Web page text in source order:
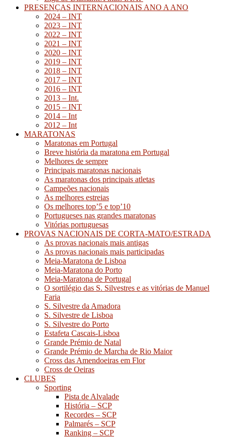
PRESENÇAS INTERNACIONAIS ANO A ANO
2024 – INT
2023 – INT
2022 – INT
2021 – INT
2020 – INT
2019 – INT
2018 – INT
2017 – INT
2016 – INT
2013 – Int.
2015 – INT
2014 – Int
2012 – Int
MARATONAS
Maratonas em Portugal
Breve história da maratona em Portugal
Melhores de sempre
Principais maratonas nacionais
As maratonas dos principais atletas
Campeões nacionais
As melhores estreias
Os melhores top’5 e top’10
Portugueses nas grandes maratonas
Vitórias portuguesas
PROVAS NACIONAIS DE CORTA-MATO/ESTRADA
As provas nacionais mais antigas
As provas nacionais mais participadas
Meia-Maratona de Lisboa
Meia-Maratona do Porto
Meia-Maratona de Portugal
O sortilégio das S. Silvestres e as vitórias de Manuel
Faria
S. Silvestre da Amadora
S. Silvestre de Lisboa
S. Silvestre do Porto
Estafeta Cascais-Lisboa
Grande Prémio de Natal
Grande Prémio de Marcha de Rio Maior
Cross das Amendoeiras em Flor
Cross de Oeiras
CLUBES
Sporting
Pista de Alvalade
História – SCP
Recordes – SCP
Palmarés – SCP
Ranking – SCP